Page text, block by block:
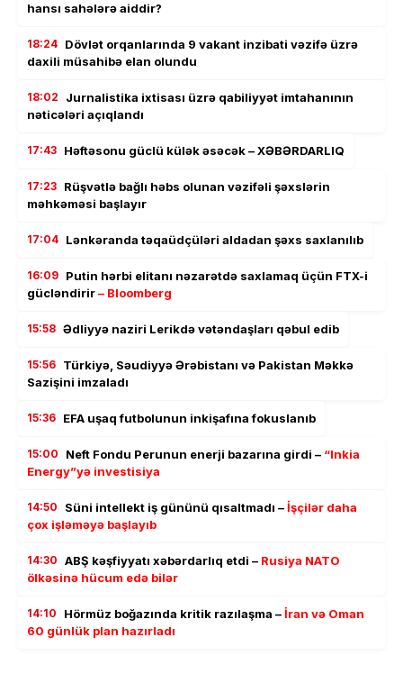
hansı sahələrə aiddir?
18:24 Dövlət orqanlarında 9 vakant inzibati vəzifə üzrə
daxili müsahibə elan olundu
18:02
Jurnalistika ixtisası üzrə qabiliyyət imtahanının
nəticələri açıqlandı
17:43 Həftəsonu güclü külək əsəcək – XƏBƏRDARLIQ
17:23 Rüşvətlə bağlı həbs olunan vəzifəli şəxslərin
məhkəməsi başlayır
17:04 Lənkəranda təqaüdçüləri aldadan şəxs saxlanılıb
16:09 Putin hərbi elitanı nəzarətdə saxlamaq üçün FTX-i
gücləndirir– Bloomberg
15:58 Ədliyyə naziri Lerikdə vətəndaşları qəbul edib
15:56 Türkiyə, Səudiyyə Ərəbistanı və Pakistan Məkkə
Sazişini imzaladı
15:36 EFA uşaq futbolunun inkişafına fokuslanıb
15:00 Neft Fondu Perunun enerji bazarına girdi – “Inkia
Energy”yə investisiya
14:50 Süni intellekt iş gününü qısaltmadı –İşçilər daha
çox işləməyə başlayıb
14:30 ABŞ kəşfiyyatı xəbərdarlıq etdi – Rusiya NATO
ölkəsinə hücum edə bilər
14:10 Hörmüz boğazında kritik razılaşma –İran və Oman
60 günlük plan hazırladı